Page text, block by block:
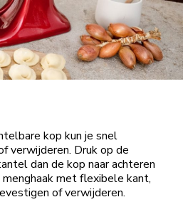
kop kun je snel
verwijderen. Druk op de
dan de kop naar achteren
met flexibele kant,
of verwijderen.